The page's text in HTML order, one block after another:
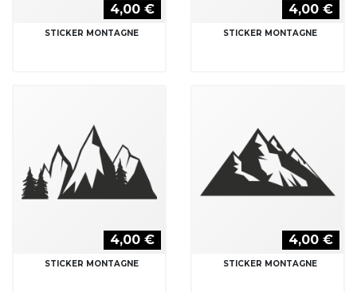
4,00 €
STICKER MONTAGNE
4,00 €
STICKER MONTAGNE
4,00 €
STICKER MONTAGNE
4,00 €
STICKER MONTAGNE